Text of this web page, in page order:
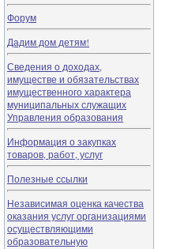
Форум
Дадим дом детям!
Сведения о доходах,
имуществе и обязательствах
имущественного характера
муниципальных служащих
Управления образования
Информация о закупках
товаров, работ, услуг
Полезные ссылки
Независимая оценка качества
оказания услуг организациями
осуществляющими
образовательную